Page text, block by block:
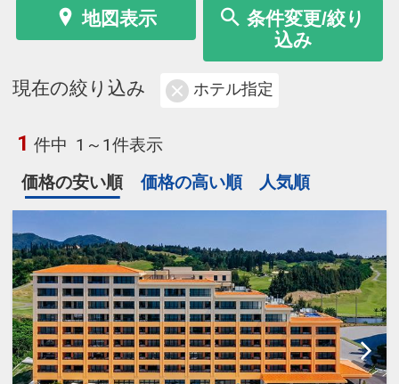
地図表示
条件変更/絞り
込み
現在の絞り込み ホテル指定
1 件中 1～1件表示
価格の安い順
価格の高い順 人気順